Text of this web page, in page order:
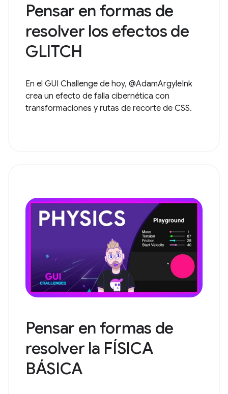
Pensar en formas de
resolver los efectos de
GLITCH
En el GUI Challenge de hoy, @AdamArgyleInk
crea un efecto de falla cibernética con
transformaciones y rutas de recorte de CSS.
Pensar en formas de
resolver la FÍSICA
BÁSICA